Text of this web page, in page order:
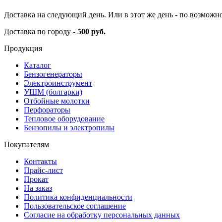
Доставка на следующий день. Или в этот же день - по
Доставка по городу - 500 руб.
Продукция
Каталог
Бензогенераторы
Электроинструмент
УШМ (болгарки)
Отбойные молотки
Перфораторы
Тепловое оборудование
Бензопилы и электропилы
Покупателям
Контакты
Прайс-лист
Прокат
На заказ
Политика конфиденциальности
Пользовательское соглашение
Согласие на обработку персональных данных